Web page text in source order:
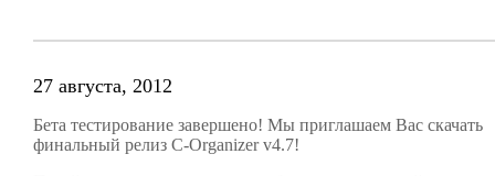
27 августа, 2012
Бета тестирование завершено! Мы приглашаем Вас скачать
финальный релиз C-Organizer v4.7!